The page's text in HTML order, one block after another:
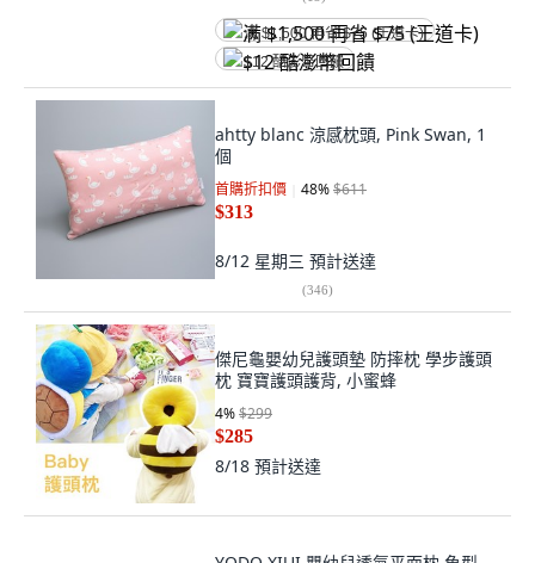
满 $1,500 再省 $75 (王道卡)
$12 酷澎幣回饋
ahtty blanc 涼感枕頭, Pink Swan, 1
個
首購折扣價 48%$611
$313
8/12 星期三 預計送達
(346)
傑尼龜嬰幼兒護頭墊 防摔枕 學步護頭
枕 寶寶護頭護背, 小蜜蜂
4%$299
$285
8/18 預計送達